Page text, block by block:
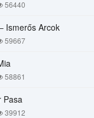
56440
Ismerős Arcok
59667
58861
Pasa
39912